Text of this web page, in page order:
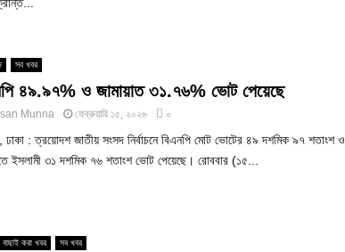
সব খবর
৪৯.৯৭% ও জামায়াত ৩১.৭৬% ভোট পেয়েছে
Munna ফেব্রুয়ারি ১৫, ২০২৬ ০
ঢাকা : ত্রয়োদশ জাতীয় সংসদ নির্বাচনে বিএনপি মোট ভোটের ৪৯ দশমিক ৯৭ শতাংশ ও
ইসলামী ৩১ দশমিক ৭৬ শতাংশ ভোট পেয়েছে। রোববার (১৫...
করা খবর সব খবর